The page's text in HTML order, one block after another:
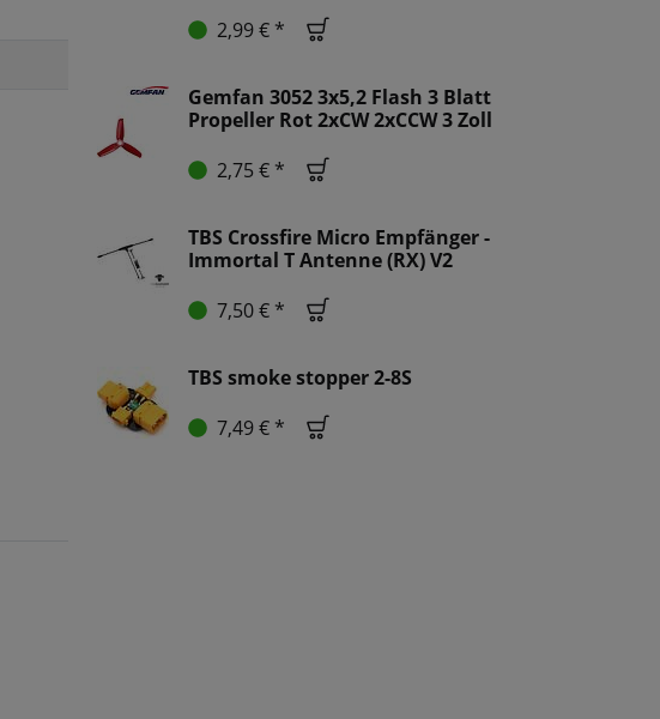
2,99 € *
Gemfan 3052 3x5,2 Flash 3 Blatt
Propeller Rot 2xCW 2xCCW 3 Zoll
2,75 € *
TBS Crossfire Micro Empfänger -
Immortal T Antenne (RX) V2
7,50 € *
TBS smoke stopper 2-8S
7,49 € *